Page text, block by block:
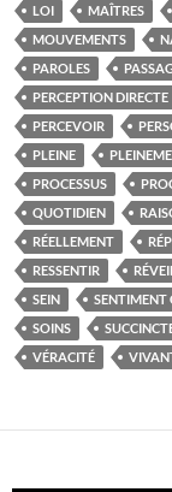
LOI
MAÎTRES
MOUVEMENTS
PAROLES
PERCEPTION DIRECTE
PERCEVOIR
PLEINE
PROCESSUS
QUOTIDIEN
RÉELLEMENT
RESSENTIR
SEIN
SENTIMENT
SOINS
VÉRACITÉ